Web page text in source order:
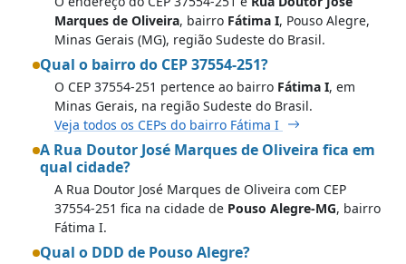
Marques de Oliveira, bairro Fátima I, Pouso Alegre,
Minas Gerais (MG), região Sudeste do Brasil.
Qual o bairro do CEP 37554-251?
O CEP 37554-251 pertence ao bairro Fátima I, em
Minas Gerais, na região Sudeste do Brasil.
Veja todos os CEPs do bairro Fátima I
A Rua Doutor José Marques de Oliveira fica em
qual cidade?
A Rua Doutor José Marques de Oliveira com CEP
37554-251 fica na cidade de Pouso Alegre-MG, bairro
Fátima I.
Qual o DDD de Pouso Alegre?